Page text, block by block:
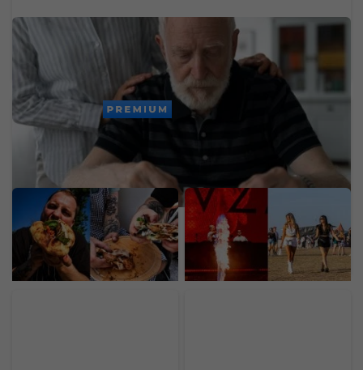
Chceš sa vyhnúť demencii v starobe? Zmenou
troch návykov medzi 45. a 65. rokom získaš vyše
dekádu zdravého života
PREMIUM
Mladý Ukrajinec otvoril v
Bratislave nový street
food za 30-tisíc eur. Prax
získal v michelinských
reštauráciách
Prvý deň LOVESTREAMU
odštartoval vo veľkom.
Pozri si exkluzívne fotky
priamo z miesta diania